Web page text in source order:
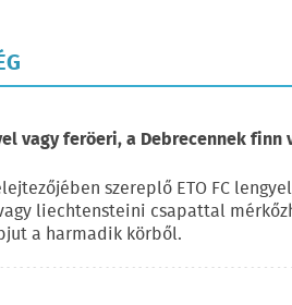
vagy feröeri, a Debrecennek
szereplő ETO FC
liechtensteini csapattal
a harmadik körből.